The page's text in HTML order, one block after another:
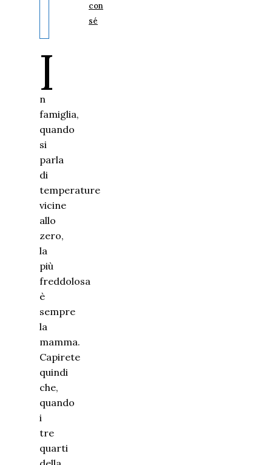
con
sé
I
n
famiglia,
quando
si
parla
di
temperature
vicine
allo
zero,
la
più
freddolosa
è
sempre
la
mamma.
Capirete
quindi
che,
quando
i
tre
quarti